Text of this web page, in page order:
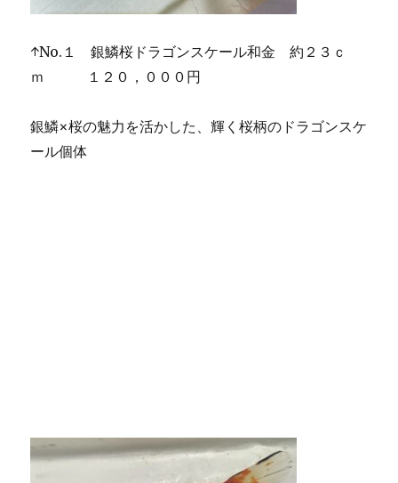
↑No.１ 銀鱗桜ドラゴンスケール和金 約２３ｃ
ｍ １２０，０００円
銀鱗×桜の魅力を活かした、輝く桜柄のドラゴンスケ
ール個体